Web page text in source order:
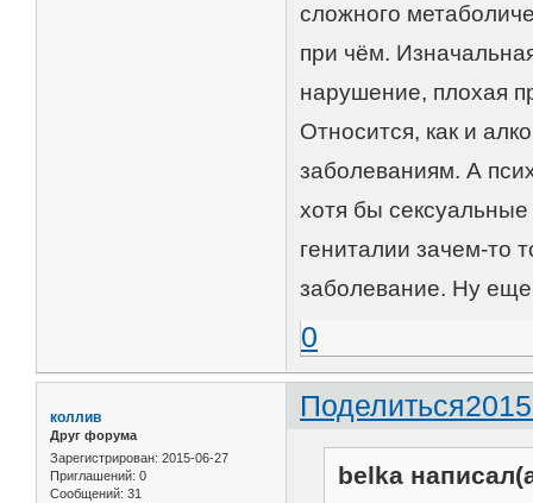
сложного
при чём.
нарушение, плохая
Относится, как и
заболеваниям. А
хотя бы
гениталии зачем-то
заболевание. Ну еще
0
Поделиться
коллив
Друг форума
Зарегистрирован: 2015-06-27
Приглашений: 0
Сообщений: 31
belka